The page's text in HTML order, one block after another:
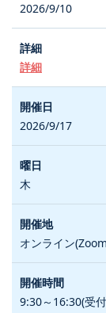
2026/9/10
詳細
2026/9/17
木
オンライン
9:30～16:30(受